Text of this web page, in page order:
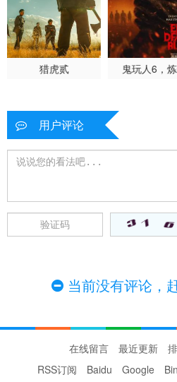
猎虎贰 鬼玩人6，
用户评论
当前没有评论，
在线留言 最近更新
RSS订阅
Baidu Google